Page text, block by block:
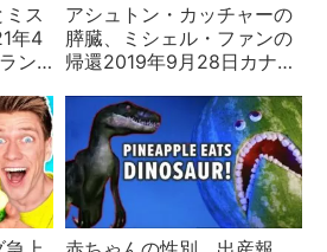
ス
年4
ン
アシュトン・カッチャーの
膵臓、ミシェル・ファンの
帰還2019年9月28日カナダ